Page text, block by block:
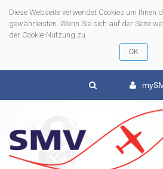
Diese Webseite verwendet Cookies um Ihnen
gewährleisten. Wenn Sie sich auf der Seite
der Cookie-Nutzung zu